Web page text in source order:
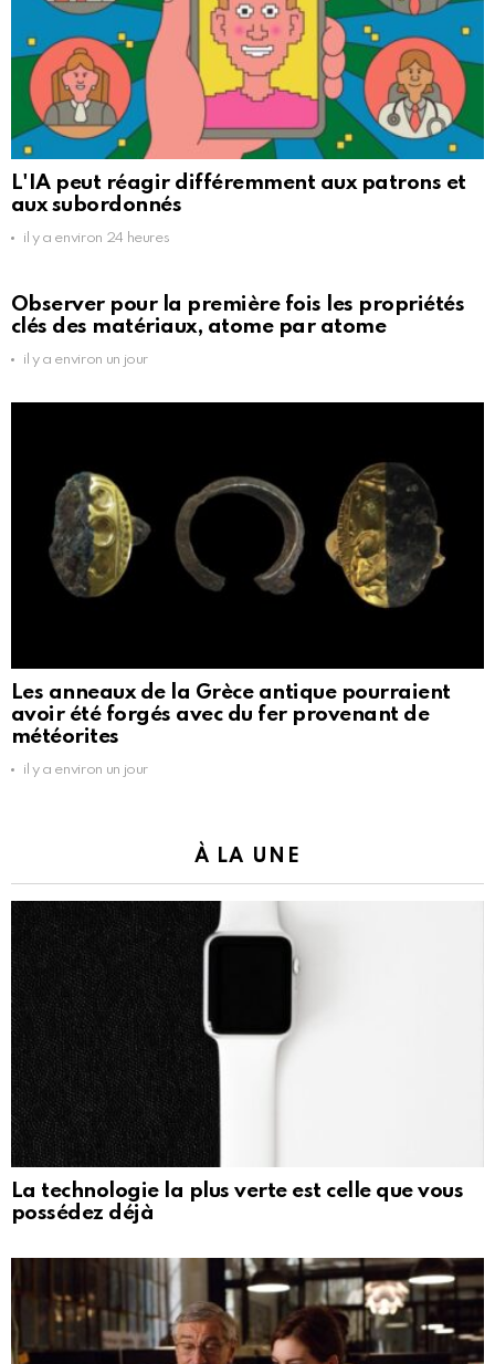
L'IA peut réagir différemment aux patrons et
aux subordonnés
il y a environ 24 heures
Observer pour la première fois les propriétés
clés des matériaux, atome par atome
il y a environ un jour
Les anneaux de la Grèce antique pourraient
avoir été forgés avec du fer provenant de
météorites
il y a environ un jour
À LA UNE
La technologie la plus verte est celle que vous
possédez déjà